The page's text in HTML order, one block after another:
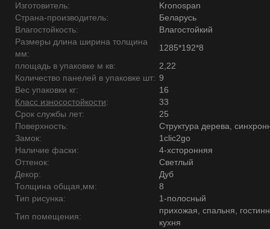
Изготовитель:
Kronospan
Страна-производитель:
Беларусь
Влагостойкость:
Влагостойкий
Размеры длина ширина толщина
мм:
1285*192*8
площадь в упаковке м кв:
2,22
Количество панелей в упаковке шт: 9
Вес упаковки кг:
16
Класс износостойкости:
33
Срок службы лет:
25
Поверхность:
Структура дерева,
Замок:
1clic2go
Наличие фаски:
4-хсторонняя
Оттенок:
Светлый
Декор:
Дуб
Толщина общая,мм:
8
Тип рисунка:
1-полосный
Тип помещения:
прихожая, спальня,
кухня